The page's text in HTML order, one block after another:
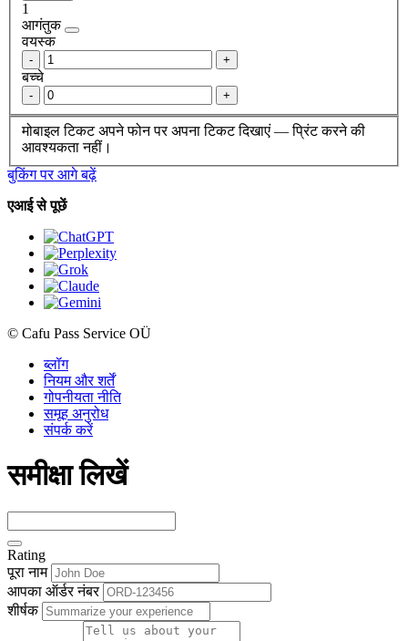
1
आगंतुक
वयस्क
- +
बच्चे
- +
मोबाइल टिकट अपने फोन पर अपना टिकट दिखाएं — प्रिंट करने की
आवश्यकता नहीं।
बुकिंग पर आगे बढ़ें
एआई से पूछें
© Cafu Pass Service OÜ
ब्लॉग
नियम और शर्तें
गोपनीयता नीति
समूह अनुरोध
संपर्क करें
समीक्षा लिखें
Rating
पूरा नाम
आपका ऑर्डर नंबर
शीर्षक